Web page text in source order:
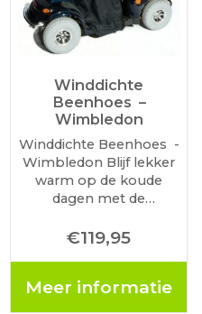
Winddichte
Beenhoes –
Wimbledon
Winddichte Beenhoes -
Wimbledon Blijf lekker
warm op de koude
dagen met de
Wimbledon. De
benen tijdens het rijden
€119,95
Meer informatie